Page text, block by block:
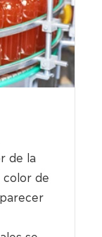
de la
color de